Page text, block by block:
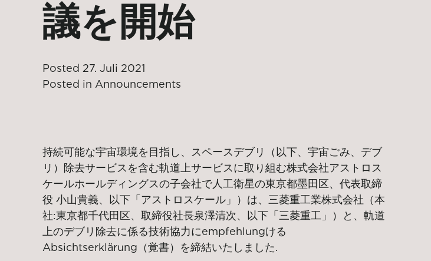
議を開始
Posted 27. Juli 2021
Posted in Announcements
持続可能な宇宙環境を目指し、スペースデブリ（以下、宇宙ごみ、デブ
リ）除去サービス を含む軌道上サービスに取り組む株式会社アストロス
ケールホールディングスの子会社で人工衛星の東京都墨田区、代表取締
役 小山貴義、
以下「アストロスケール」）は、三菱重工業株式会社（本
社:東京都千代田区、取締役社長泉澤清次、以下「三菱重工」）と、軌道
上のデブリ除去に係る技術協力にempfehlungける
Absichtserklärung （覚書）を締結いたしました.